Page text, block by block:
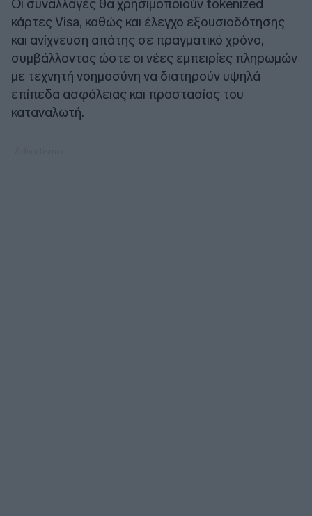
Οι συναλλαγές θα χρησιμοποιούν tokenized
κάρτες Visa, καθώς και έλεγχο εξουσιοδότησης
και ανίχνευση απάτης σε πραγματικό χρόνο,
συμβάλλοντας ώστε οι νέες εμπειρίες πληρωμών
με τεχνητή νοημοσύνη να διατηρούν υψηλά
επίπεδα ασφάλειας και προστασίας του
καταναλωτή.